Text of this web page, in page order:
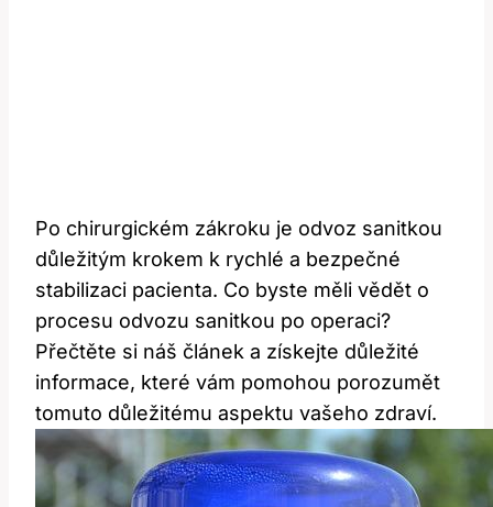
Po chirurgickém zákroku je odvoz sanitkou
důležitým krokem k rychlé a bezpečné
stabilizaci pacienta. Co byste měli vědět o
procesu odvozu sanitkou po operaci?
Přečtěte si náš článek a získejte důležité
informace, které vám pomohou porozumět
tomuto důležitému aspektu vašeho zdraví.